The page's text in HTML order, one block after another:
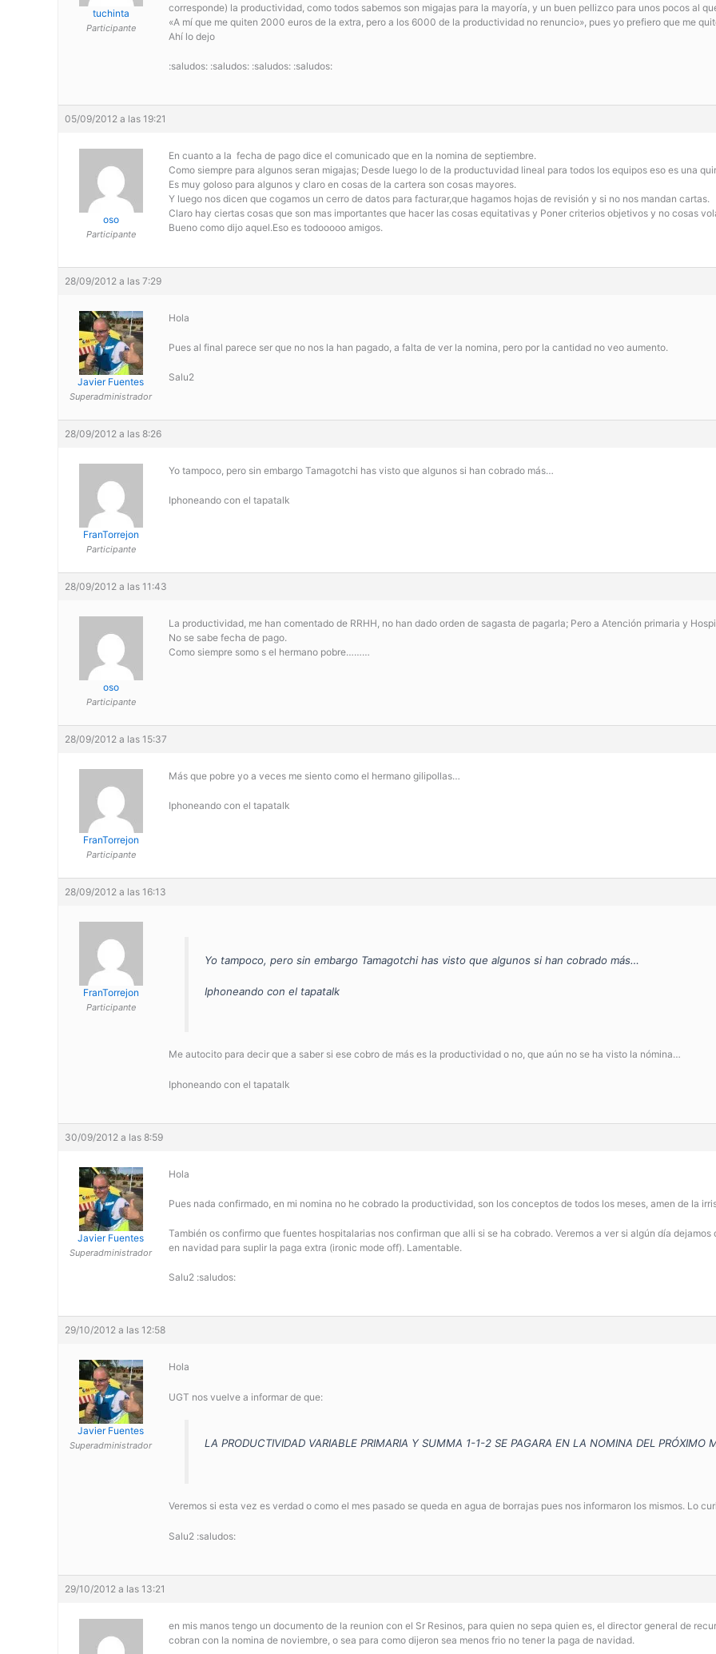
tuchinta
Participante
corresponde) la productividad, como todos sabemos son migajas para la mayoría, y un buen pellizco para unos pocos al
«A mí que me quiten 2000 euros de la extra, pero a los 6000 de la productividad no renuncio», pues yo prefiero que me
Ahí lo dejo
:saludos: :saludos: :saludos: :saludos:
05/09/2012 a las 19:21
oso
Participante
En cuanto a la fecha de pago dice el comunicado que en la nomina de septiembre.
Como siempre para algunos seran migajas; Desde luego lo de la productuvidad lineal para todos los equipos eso es una
Es muy goloso para algunos y claro en cosas de la cartera son cosas mayores.
Y luego nos dicen que cogamos un cerro de datos para facturar,que hagamos hojas de revisión y si no nos mandan cartas.
Claro hay ciertas cosas que son mas importantes que hacer las cosas equitativas y Poner criterios objetivos y no cosas
Bueno como dijo aquel.Eso es todooooo amigos.
28/09/2012 a las 7:29
Javier Fuentes
Superadministrador
Hola
Pues al final parece ser que no nos la han pagado, a falta de ver la nomina, pero por la cantidad no veo aumento.
Salu2
28/09/2012 a las 8:26
FranTorrejon
Participante
Yo tampoco, pero sin embargo Tamagotchi has visto que algunos si han cobrado más…
Iphoneando con el tapatalk
28/09/2012 a las 11:43
oso
Participante
La productividad, me han comentado de RRHH, no han dado orden de sagasta de pagarla; Pero a Atención primaria y
No se sabe fecha de pago.
Como siempre somo s el hermano pobre………
28/09/2012 a las 15:37
FranTorrejon
Participante
Más que pobre yo a veces me siento como el hermano gilipollas…
Iphoneando con el tapatalk
28/09/2012 a las 16:13
FranTorrejon
Participante
Yo tampoco, pero sin embargo Tamagotchi has visto que algunos si han cobrado más…
Iphoneando con el tapatalk
Me autocito para decir que a saber si ese cobro de más es la productividad o no, que aún no se ha visto la nómina…
Iphoneando con el tapatalk
30/09/2012 a las 8:59
Javier Fuentes
Superadministrador
Hola
Pues nada confirmado, en mi nomina no he cobrado la productividad, son los conceptos de todos los meses, amen de la
También os confirmo que fuentes hospitalarias nos confirman que alli si se ha cobrado. Veremos a ver si algún día
en navidad para suplir la paga extra (ironic mode off). Lamentable.
Salu2 :saludos:
29/10/2012 a las 12:58
Javier Fuentes
Superadministrador
Hola
UGT nos vuelve a informar de que:
LA PRODUCTIVIDAD VARIABLE PRIMARIA Y SUMMA 1-1-2 SE PAGARA EN LA NOMINA DEL PRÓXIMO
Veremos si esta vez es verdad o como el mes pasado se queda en agua de borrajas pues nos informaron los mismos. Lo
Salu2 :saludos:
29/10/2012 a las 13:21
en mis manos tengo un documento de la reunion con el Sr Resinos, para quien no sepa quien es, el director general de
cobran con la nomina de noviembre, o sea para como dijeron sea menos frio no tener la paga de navidad.